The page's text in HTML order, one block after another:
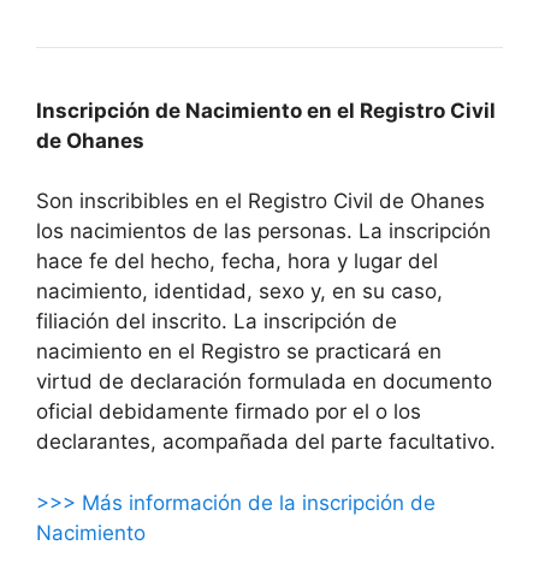
Inscripción de Nacimiento en el Registro Civil
de Ohanes
Son inscribibles en el Registro Civil de Ohanes
los nacimientos de las personas. La inscripción
hace fe del hecho, fecha, hora y lugar del
nacimiento, identidad, sexo y, en su caso,
filiación del inscrito. La inscripción de
nacimiento en el Registro se practicará en
virtud de declaración formulada en documento
oficial debidamente firmado por el o los
declarantes, acompañada del parte facultativo.
>>> Más información de la inscripción de
Nacimiento